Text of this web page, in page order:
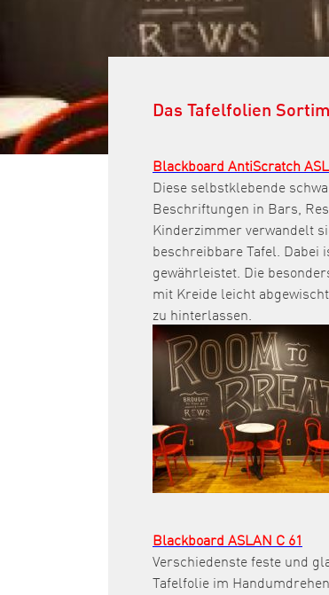
Das Tafelfolien
Blackboard AntiScratch
Diese selbstklebende
Beschriftungen in Bars,
Kinderzimmer verwandelt
beschreibbare Tafel.
gewährleistet. Die
mit Kreide leicht
zu hinterlassen.
Blackboard ASLAN C 61
Verschiedenste feste und
Tafelfolie im